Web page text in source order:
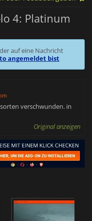
4: Platinum
auf eine Nachricht
angemeldet bist
verschwunden. in
Original anzeigen